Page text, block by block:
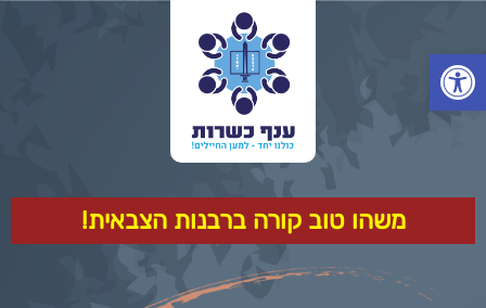
פתח סרגל נגישות
משהו טוב קורה ברבנות הצבאית!